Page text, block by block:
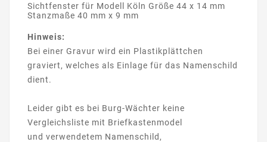
Sichtfenster für Modell Köln Größe 44 x 14 mm
Stanzmaße 40 mm x 9 mm
Hinweis:
Bei einer Gravur wird ein Plastikplättchen
graviert, welches als Einlage für das Namenschild
dient.
Leider gibt es bei Burg-Wächter keine
Vergleichsliste mit Briefkastenmodel
und verwendetem Namenschild,